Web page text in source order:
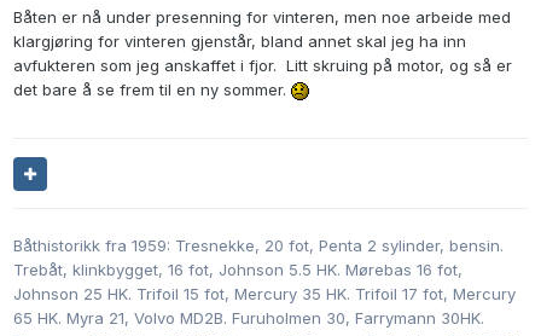
Båten er nå under presenning for vinteren, men noe arbeide med
klargjøring for vinteren gjenstår, bland annet skal jeg ha inn
avfukteren som jeg anskaffet i fjor. Litt skruing på motor, og så er
det bare å se frem til en ny sommer.
Båthistorikk fra 1959: Tresnekke, 20 fot, Penta 2 sylinder, bensin.
Trebåt, klinkbygget, 16 fot, Johnson 5.5 HK. Mørebas 16 fot,
Johnson 25 HK. Trifoil 15 fot, Mercury 35 HK. Trifoil 17 fot, Mercury
65 HK. Myra 21, Volvo MD2B. Furuholmen 30, Farrymann 30HK.